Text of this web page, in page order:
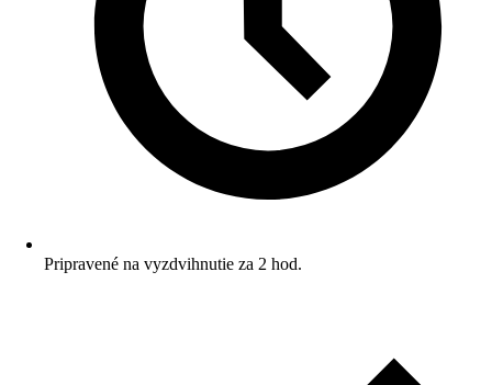
Pripravené na vyzdvihnutie za 2 hod.